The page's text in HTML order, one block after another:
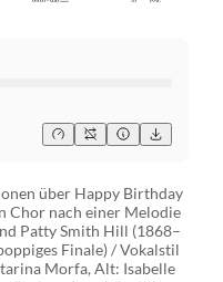
über Happy Birthday
Chor nach einer Melodie
Patty Smith Hill (1868–
Finale) / Vokalstil
Morfa, Alt: Isabelle